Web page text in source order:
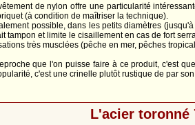
de nylon offre une particularité
(à condition de maîtriser la technique).
possible, dans les petits diamètres
tampon et limite le cisaillement en cas de fort
très musclées (pêche en mer, pêches
que l'on puisse faire à ce produit, c'est
c'est une crinelle plutôt rustique de par
L'acier toronné